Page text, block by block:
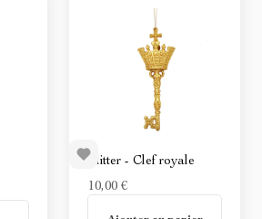
Glitter - Clef royale
10,00 €